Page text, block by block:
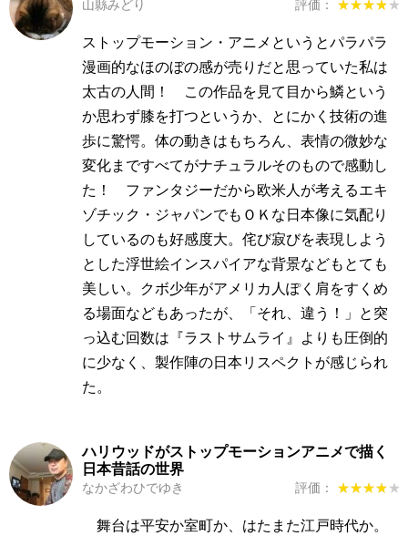
ストップモーション・アニメというとパラパラ
漫画的なほのぼの感が売りだと思っていた私は
太古の人間！ この作品を見て目から鱗という
か思わず膝を打つというか、とにかく技術の進
歩に驚愕。体の動きはもちろん、表情の微妙な
変化まですべてがナチュラルそのもので感動し
た！ ファンタジーだから欧米人が考えるエキ
ゾチック・ジャパンでもＯＫな日本像に気配り
しているのも好感度大。侘び寂びを表現しよう
とした浮世絵インスパイアな背景などもとても
美しい。クボ少年がアメリカ人ぽく肩をすくめ
る場面などもあったが、「それ、違う！」と突
っ込む回数は『ラストサムライ』よりも圧倒的
に少なく、製作陣の日本リスペクトが感じられ
た。
ハリウッドがストップモーションアニメで描く
日本昔話の世界
なかざわひでゆき 評価： ★★★★★
★★★★★
舞台は平安か室町か、はたまた江戸時代か。